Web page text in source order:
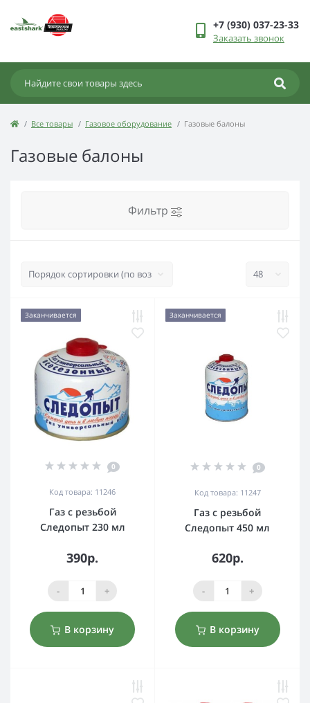
+7 (930) 037-23-33
Заказать звонок
Все товары Газовое оборудование Газовые балоны
Газовые балоны
Фильтр
Заканчивается
0
Код товара: 11246
Газ с резьбой
Следопыт 230 мл
390р.
- +
В корзину
Заканчивается
0
Код товара: 11247
Газ с резьбой
Следопыт 450 мл
620р.
- +
В корзину